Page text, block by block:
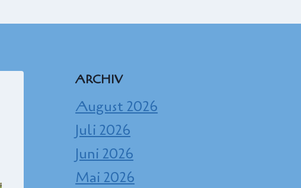
ARCHIV
August 2026
Juli 2026
Juni 2026
Mai 2026